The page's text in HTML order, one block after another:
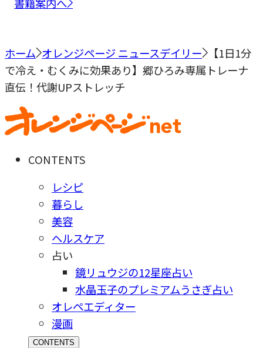
ホーム オレンジページ ニュースデイリー
【1日1分
で冷え・むくみに効果あり】郷ひろみ専属トレーナ
直伝！代謝UPストレッチ
CONTENTS
レシピ
暮らし
美容
ヘルスケア
占い
鏡リュウジの12星座占い
水晶玉子のプレミアムうさぎ占い
オレペエディター
漫画
CONTENTS